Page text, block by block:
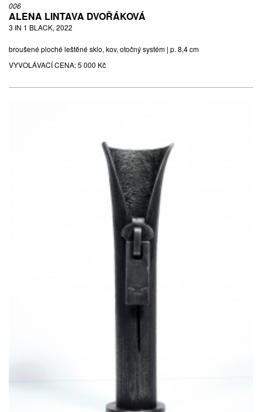
006
ALENA LINTAVA DVOŘÁKOVÁ
3 IN 1 BLACK, 2022
broušené ploché leštěné sklo, kov, otočný systém | p. 8,4 cm
VYVOLÁVACÍ CENA:5 000 Kč